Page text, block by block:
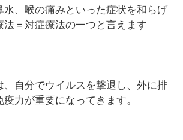
水、喉の痛みといった症状を和らげ
法＝対症療法の一つと言えます
、自分でウイルスを撃退し、外に排
力が重要になってきます。